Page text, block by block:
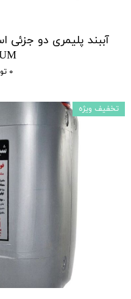
آببند پلیمری دو جزئی
۰ تومان
تخفیف ویژه